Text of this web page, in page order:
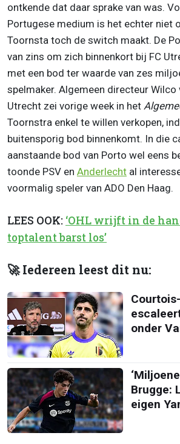
ontkende dat daar sprake van was.
Portugese medium is het echter niet
Toornsta toch de switch maakt. De
van zins om zich binnenkort bij FC
met een bod ter waarde van zes
spelmaker. Algemeen directeur Wilco
Utrecht zei vorige week in het
Toornstra enkel te willen verkopen,
buitensporig bod binnenkomt. In die
aanstaande bod van Porto wel eens
toonde PSV en Anderlecht al
voormalig speler van ADO Den Haag.
LEES OOK: ‘OHL wrijft in de
toptalent barst los’
🚀 Iedereen leest dit nu:
onder
Brugge:
eigen